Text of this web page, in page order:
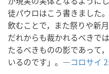
徒パウロはこう書きました
飲むことで，また祭りや新
だれからも裁かれるべきで
たるべきものの影であって
いるのです」。―コロサイ